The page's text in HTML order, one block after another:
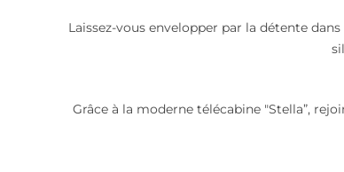
Laissez-vous envelopper par la détente
Grâce à la moderne télécabine "Stella”,